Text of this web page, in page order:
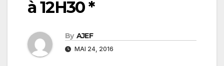
à 12H30 *
By AJEF
MAI 24, 2016